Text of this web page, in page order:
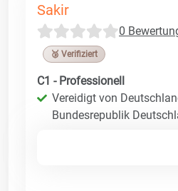
Sakir
0
🥉 Verifiziert
C1 - Professionell
Vereidigt von
Bundesrepublik